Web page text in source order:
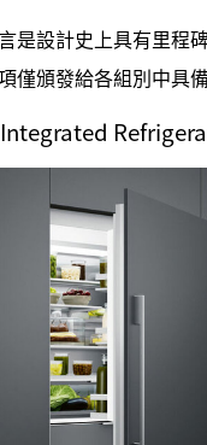
是設計史上具有里
僅頒發給各組別中具